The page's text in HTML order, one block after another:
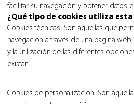
facilitar su navegación y obtener datos
¿Qué tipo de cookies utiliza esta
Cookies técnicas: Son aquellas que
navegación a través de una página
y la utilización de las diferentes
existan.
Cookies de personalización: Son